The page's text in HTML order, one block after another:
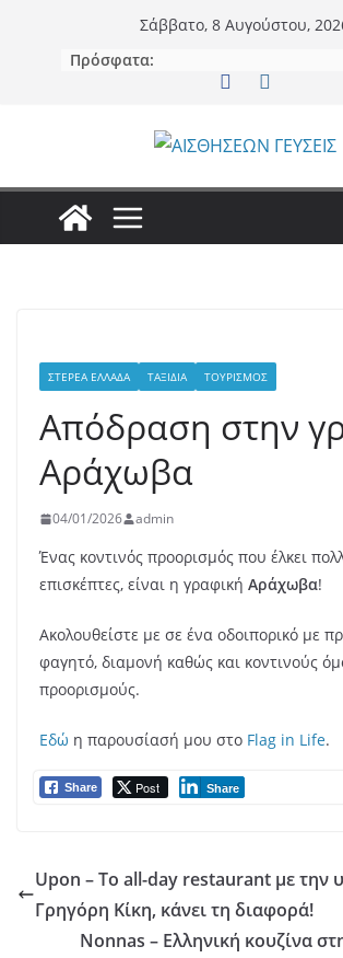
περιεχόμενο
Σάββατο, 8 Αυγούστου,
Πρόσφατα:
ΣΤΕΡΕΆ ΕΛΛΆΔΑ ΤΑΞΊΔΙΑ ΤΟΥΡΙΣΜΌΣ
Απόδραση στην
Αράχωβα
04/01/2026 admin
Ένας κοντινός προορισμός που έλκει
επισκέπτες, είναι η γραφική Αράχωβα!
Ακολουθείστε με σε ένα οδοιπορικό με
φαγητό, διαμονή καθώς και κοντινούς
προορισμούς.
Εδώ η παρουσίασή μου στο Flag in Life.
Share Post Share
Upon – Το all-day restaurant με την
Γρηγόρη Κίκη, κάνει τη διαφορά!
Nonnas – Ελληνική κουζίνα